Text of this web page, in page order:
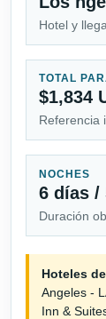
Hotel y
TOTAL
$1,834
Referencia
NOCHES
6 días /
Duración
Hoteles
Angeles -
Inn &